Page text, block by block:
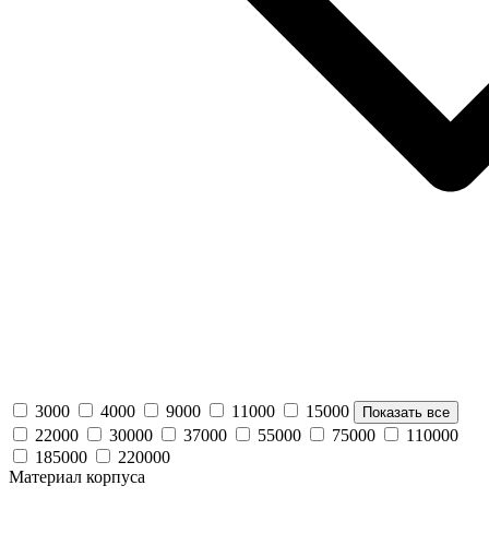
3000 4000 9000 11000 15000 Показать все
22000 30000 37000 55000 75000
110000
185000
220000
Материал корпуса